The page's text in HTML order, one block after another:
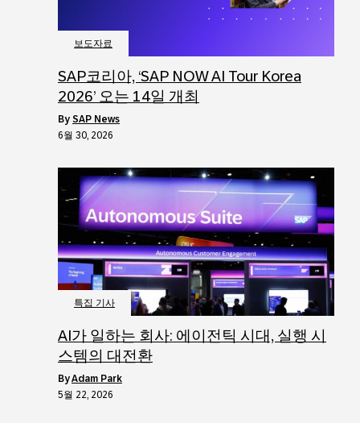
보도자료
SAP코리아, ‘SAP NOW AI Tour Korea
2026’ 오는 14일 개최
by SAP News
6월 30, 2026
특집 기사
AI가 일하는 회사: 에이전틱 시대, 실행 시
스템의 대전환
byAdam Park
5월 22, 2026